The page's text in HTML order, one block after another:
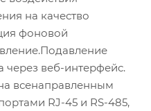
на качество
фоновой
через веб-интерфейс.
всенаправленным
RJ-45 и RS-485,